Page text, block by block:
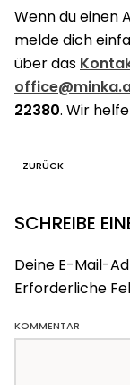
Wenn du einen
melde dich
über das
22380. Wir
ZURÜCK
SCHREIBE
Deine E-Mail-
Erforderliche
KOMMENTAR